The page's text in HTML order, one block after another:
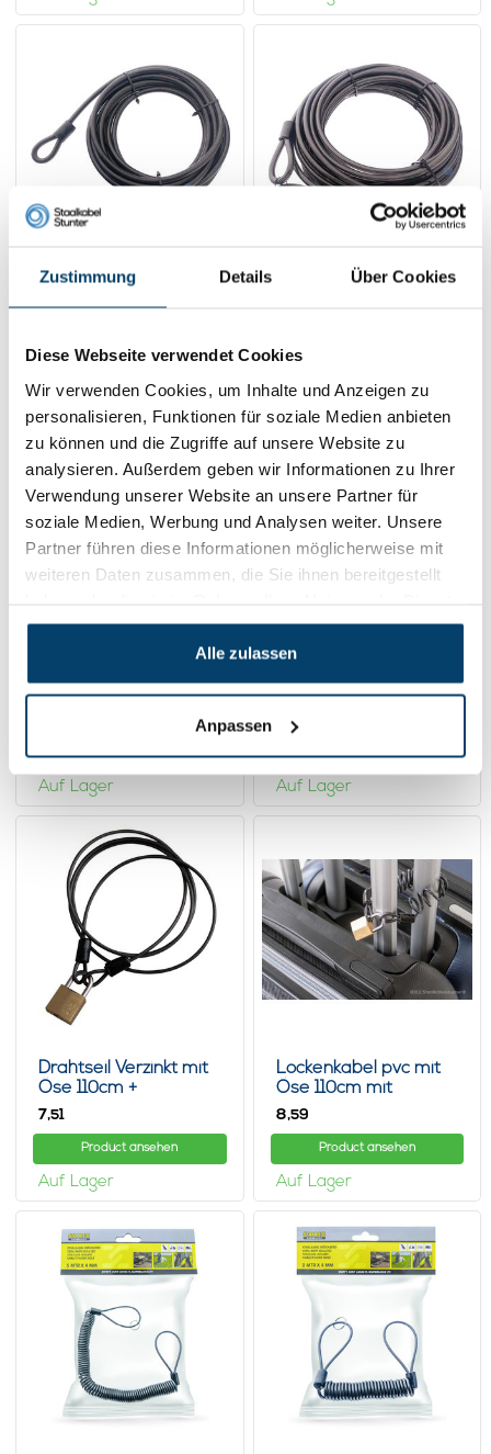
Zustimmung Details Über Cookies
Diese Webseite verwendet Cookies
Wir verwenden Cookies, um Inhalte und Anzeigen zu
personalisieren, Funktionen für soziale Medien anbieten
zu können und die Zugriffe auf unsere Website zu
analysieren. Außerdem geben wir Informationen zu Ihrer
Verwendung unserer Website an unsere Partner für
soziale Medien, Werbung und Analysen weiter. Unsere
Partner führen diese Informationen möglicherweise mit
weiteren Daten zusammen, die Sie ihnen bereitgestellt
gesammelt haben.
Alle zulassen
Anpassen
Schlaufenseil 10
Product ansehen
Auf Lager
Schlaufenseil 20
Auf Lager
Öse 110cm
Product ansehen
Auf Lager
Öse 110cm
43
Product ansehen
Auf Lager
Drahtseil Verzinkt mit
Öse 110cm +
Vorhängeschloss
7,51
Product ansehen
Auf Lager
Lockenkabel pvc mit
Öse 110cm mit
Vorhängeschloss
8,59
Product ansehen
Auf Lager